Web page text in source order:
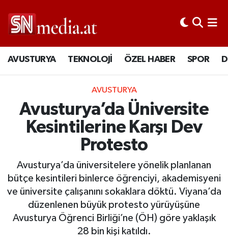
AVUSTURYA TEKNOLOJİ ÖZEL HABER SPOR
AVUSTURYA
Avusturya’da Üniversite
Kesintilerine Karşı Dev
Protesto
Avusturya’da üniversitelere yönelik planlanan
bütçe kesintileri binlerce öğrenciyi, akademisyeni
ve üniversite çalışanını sokaklara döktü. Viyana’da
düzenlenen büyük protesto yürüyüşüne
Avusturya Öğrenci Birliği’ne (ÖH) göre yaklaşık
28 bin kişi katıldı.